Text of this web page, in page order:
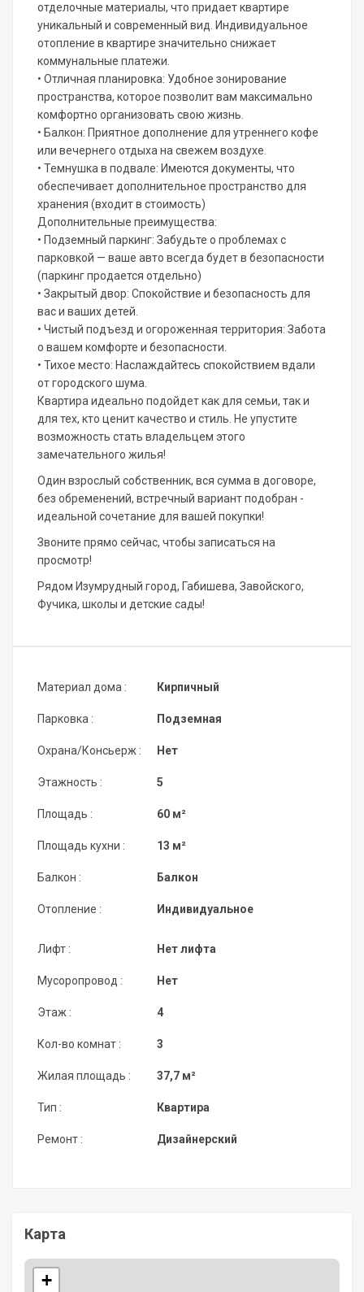
отделочные материалы, что придает квартире
уникальный и современный вид. Индивидуальное
отопление в квартире значительно снижает
коммунальные платежи.
• Отличная планировка: Удобное зонирование
пространства, которое позволит вам максимально
комфортно организовать свою жизнь.
• Балкон: Приятное дополнение для утреннего кофе
или вечернего отдыха на свежем воздухе.
• Темнушка в подвале: Имеются документы, что
обеспечивает дополнительное пространство для
хранения (входит в стоимость)
Дополнительные преимущества:
• Подземный паркинг: Забудьте о проблемах с
парковкой — ваше авто всегда будет в безопасности
(паркинг продается отдельно)
• Закрытый двор: Спокойствие и безопасность для
вас и ваших детей.
• Чистый подъезд и огороженная территория: Забота
о вашем комфорте и безопасности.
• Тихое место: Наслаждайтесь спокойствием вдали
от городского шума.
Квартира идеально подойдет как для семьи, так и
для тех, кто ценит качество и стиль. Не упустите
возможность стать владельцем этого
замечательного жилья!
Один взрослый собственник, вся сумма в договоре,
без обременений, встречный вариант подобран -
идеальной сочетание для вашей покупки!
Звоните прямо сейчас, чтобы записаться на
просмотр!
Рядом Изумрудный город, Габишева, Завойского,
Фучика, школы и детские сады!
Материал дома :
Парковка :
Охрана/Консьерж :
Этажность :
Площадь :
Площадь кухни :
Балкон :
Отопление :
Кирпичный
Подземная
Нет
5
60 м²
13 м²
Балкон
Индивидуальное
Лифт :
Мусоропровод :
Этаж :
Кол-во комнат :
Жилая площадь :
Тип :
Ремонт :
Нет лифта
Нет
4
3
37,7 м²
Квартира
Дизайнерский
Карта
+